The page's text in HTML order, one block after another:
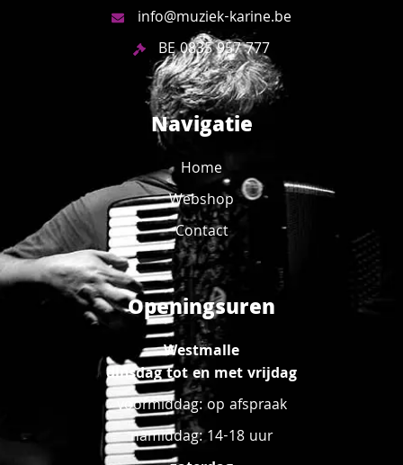
info@muziek-karine.be
BE 0835 957 777
Navigatie
Home
Webshop
Contact
Openingsuren
Westmalle
dinsdag tot en met vrijdag
voormiddag: op afspraak
namiddag: 14-18 uur